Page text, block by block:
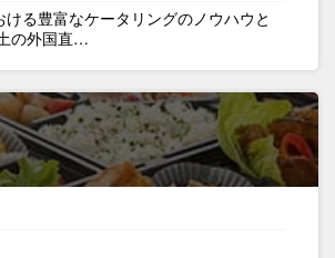
る豊富なケータリングのノウハウと
の外国直…